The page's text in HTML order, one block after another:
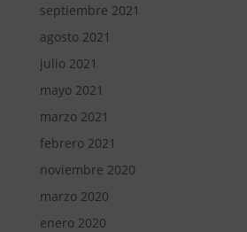
septiembre 2021
agosto 2021
julio 2021
mayo 2021
marzo 2021
febrero 2021
noviembre 2020
marzo 2020
enero 2020